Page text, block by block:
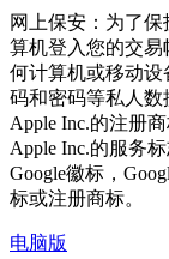
网上保安：为了
算机登入您的交
何计算机或移动
码和密码等私人数
Apple Inc.的注册
Apple Inc.的服务
Google徽标，
标或注册商标。
电脑版